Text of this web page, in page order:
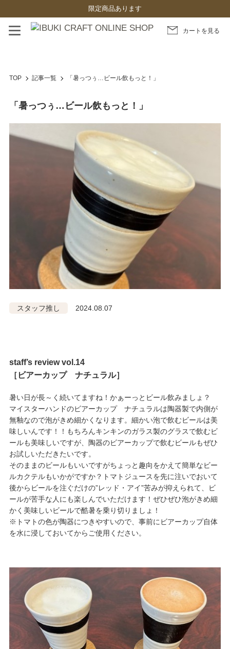
限定商品あります
カートを見る
TOP 記事一覧 「暑っつぅ…ビール飲もっと！」
「暑っつぅ…ビール飲もっと！」
スタッフ推し 2024.08.07
staff’s review vol.14
［ビアーカップ ナチュラル］
暑い日が長～く続いてますね！かぁーっとビール飲みましょ？
マイスターハンドのビアーカップ ナチュラルは陶器製で内側が
無釉なので泡がきめ細かくなります。細かい泡で飲むビールは美
味しいんです！！もちろんキンキンのガラス製のグラスで飲むビ
ールも美味しいですが、陶器のビアーカップで飲むビールもぜひ
お試しいただきたいです。
そのままのビールもいいですがちょっと趣向をかえて簡単なビー
ルカクテルもいかがですか？トマトジュースを先に注いでおいて
後からビールを注ぐだけの”レッド・アイ”苦みが抑えられて、ビ
ールが苦手な人にも楽しんでいただけます！ぜひぜひ泡がきめ細
かく美味しいビールで酷暑を乗り切りましょ！
※トマトの色が陶器につきやすいので、事前にビアーカップ自体
を水に浸しておいてからご使用ください。